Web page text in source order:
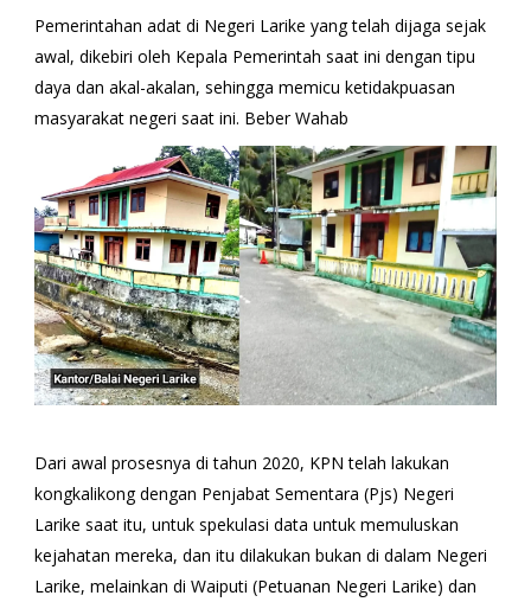
Pemerintahan adat di Negeri Larike yang telah dijaga sejak
awal, dikebiri oleh Kepala Pemerintah saat ini dengan tipu
daya dan akal-akalan, sehingga memicu ketidakpuasan
masyarakat negeri saat ini. Beber Wahab
Dari awal prosesnya di tahun 2020, KPN telah lakukan
kongkalikong dengan Penjabat Sementara (Pjs) Negeri
Larike saat itu, untuk spekulasi data untuk memuluskan
kejahatan mereka, dan itu dilakukan bukan di dalam Negeri
Larike, melainkan di Waiputi (Petuanan Negeri Larike) dan